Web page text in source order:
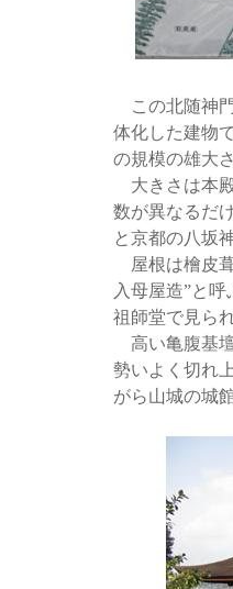
この北随神
体化した建物
の規模の雄大
大きさは本
数が異なるだ
と京都の八坂
屋根は檜皮
入母屋造”と
祖師堂で見ら
高い亀腹基
勢いよく切れ
がら山城の城